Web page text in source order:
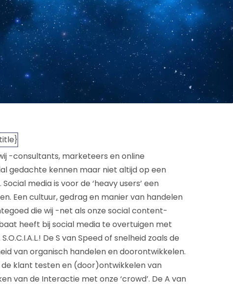
-consultants, marketeers en online
gedachte kennen maar niet altijd op een
media is voor de ‘heavy users’ een
Een cultuur, gedrag en manier van handelen
die wij -net als onze social content-
heeft bij social media te overtuigen met
De S van Speed of snelheid zoals de
van organisch handelen en doorontwikkelen.
klant testen en (door)ontwikkelen van
van de Interactie met onze ‘crowd’. De A van